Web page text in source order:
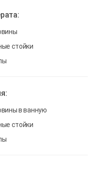
стойки
в ванную
стойки